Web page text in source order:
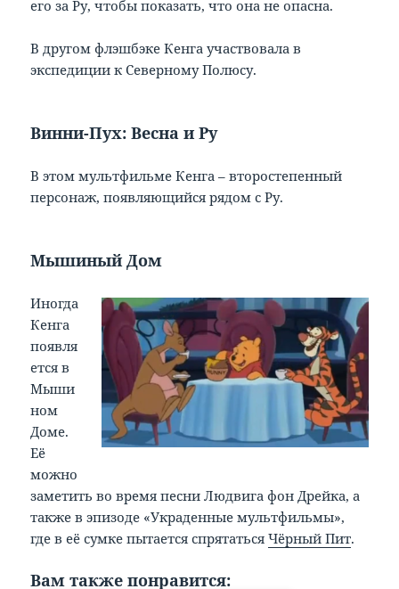
его за Ру, чтобы показать, что она не опасна.
В другом флэшбэке Кенга участвовала в
экспедиции к Северному Полюсу.
Винни-Пух: Весна и Ру
В этом мультфильме Кенга – второстепенный
персонаж, появляющийся рядом с Ру.
Мышиный Дом
Иногда
Кенга
появля
ется в
Мыши
ном
Доме.
Её
можно
заметить во время песни Людвига фон Дрейка, а
также в эпизоде «Украденные мультфильмы»,
где в её сумке пытается спрятатьсяЧёрный Пит.
Вам также понравится: